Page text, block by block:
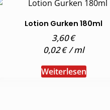
Lotion Gurken 180ml
3,60€
0,02€/ml
Weiterlesen